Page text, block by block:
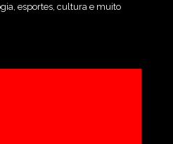
esportes, cultura e muito